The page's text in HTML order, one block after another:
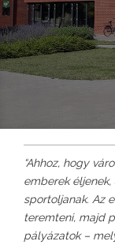
“Ahhoz, hogy
emberek
sportoljanak. Az
teremteni, majd
pályázatok –